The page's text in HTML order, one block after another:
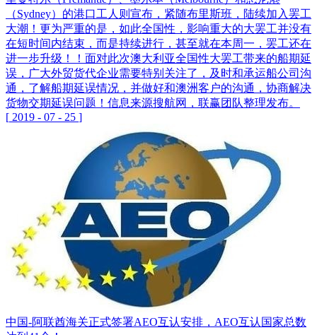
（Sydney）的港口工人则宣布，紧随布里斯班，陆续加入罢工
大潮！更为严重的是，如此全国性，影响重大的大罢工并没有
在短时间内结束，而是持续进行，甚至就在本周一，罢工还在
进一步升级！！面对此次澳大利亚全国性大罢工带来的船期延
误，广大外贸货代企业需要特别关注了，及时和承运船公司沟
通，了解船期延误情况，并做好和澳洲客户的沟通，协商解决
货物交期延误问题！信息来源搜航网，联赢团队整理发布。
[ 2019 - 07 - 25 ]
中国-阿联酋海关正式签署AEO互认安排，AEO互认国家总数